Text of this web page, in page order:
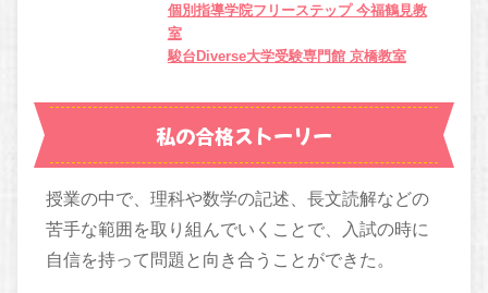
個別指導学院フリーステップ 今福鶴見教
室
駿台Diverse大学受験専門館 京橋教室
私の合格ストーリー
授業の中で、理科や数学の記述、長文読解などの
苦手な範囲を取り組んでいくことで、入試の時に
自信を持って問題と向き合うことができた。